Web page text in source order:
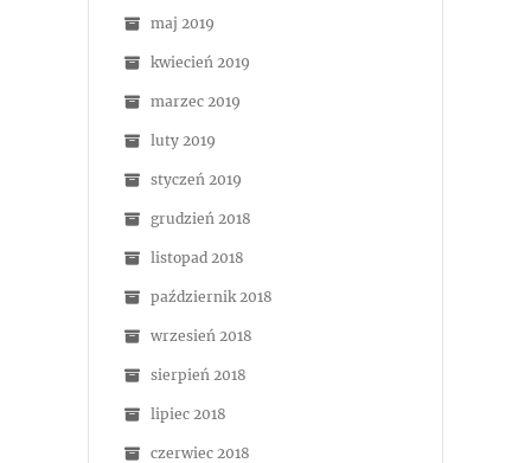
maj 2019
kwiecień 2019
marzec 2019
luty 2019
styczeń 2019
grudzień 2018
listopad 2018
październik 2018
wrzesień 2018
sierpień 2018
lipiec 2018
czerwiec 2018